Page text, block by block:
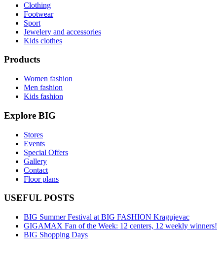
Clothing
Footwear
Sport
Jewelery and accessories
Kids clothes
Products
Women fashion
Men fashion
Kids fashion
Explore BIG
Stores
Events
Special Offers
Gallery
Contact
Floor plans
USEFUL POSTS
BIG Summer Festival at BIG FASHION Kragujevac
GIGAMAX Fan of the Week: 12 centers, 12 weekly winners!
BIG Shopping Days